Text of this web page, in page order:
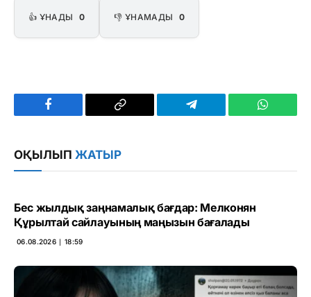
👍 ҰНАДЫ 0 👎 ҰНАМАДЫ 0
Facebook
Copy
Telegram
ОҚЫЛЫП ЖАТЫР
Бес жылдық заңнамалық бағдар: Мелконян
Құрылтай сайлауының маңызын бағалады
06.08.2026 ∣ 18:59